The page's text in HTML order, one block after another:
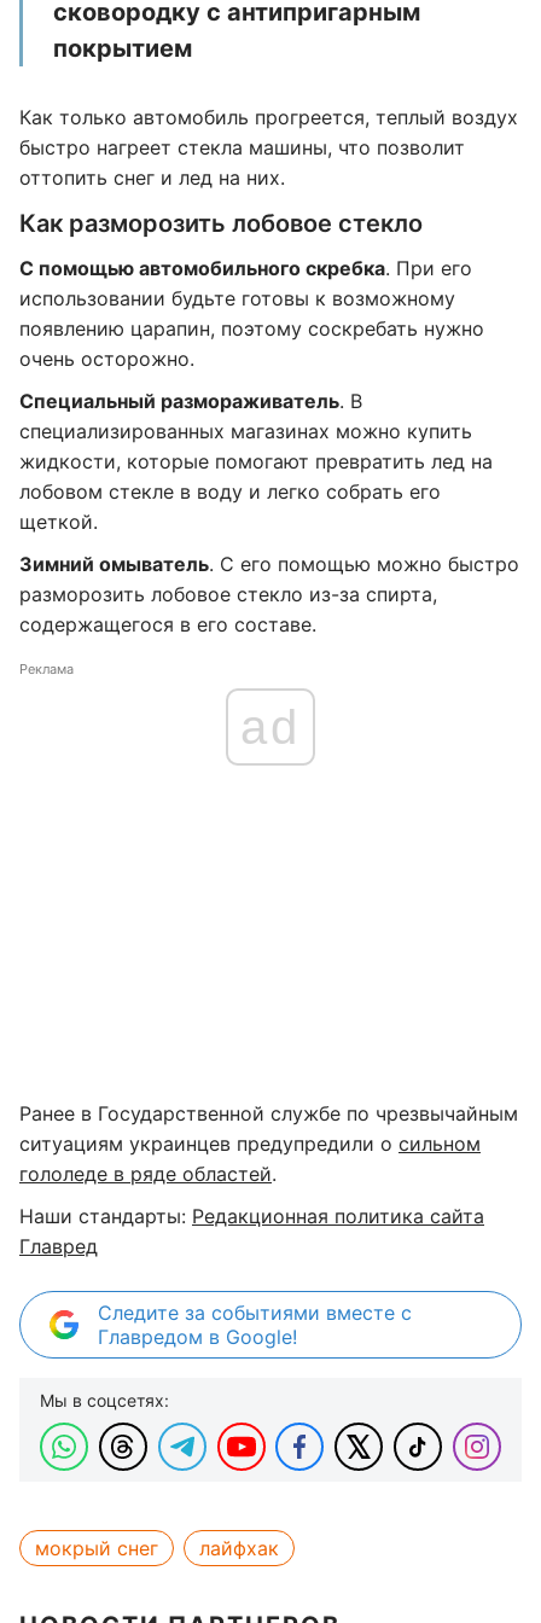
сковородку с антипригарным
покрытием
Как только автомобиль прогреется, теплый воздух
быстро нагреет стекла машины, что позволит
оттопить снег и лед на них.
Как разморозить лобовое стекло
С помощью автомобильного скребка. При его
использовании будьте готовы к возможному
появлению царапин, поэтому соскребать нужно
очень осторожно.
Специальный размораживатель. В
специализированных магазинах можно купить
жидкости, которые помогают превратить лед на
лобовом стекле в воду и легко собрать его
щеткой.
Зимний омыватель. С его помощью можно быстро
разморозить лобовое стекло из-за спирта,
содержащегося в его составе.
Реклама
ad
Ранее в Государственной службе по чрезвычайным
ситуациям украинцев предупредили о сильном
гололеде в ряде областей.
Наши стандарты: Редакционная политика сайта
Главред
Следите за событиями вместе с
Главредом в Google!
Мы в соцсетях:
мокрый снег лайфхак